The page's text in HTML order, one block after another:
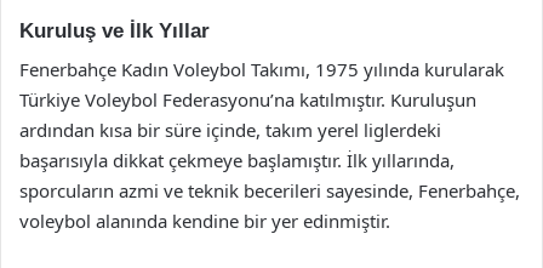
Kuruluş ve İlk Yıllar
Fenerbahçe Kadın Voleybol Takımı, 1975 yılında kurularak
Türkiye Voleybol Federasyonu’na katılmıştır. Kuruluşun
ardından kısa bir süre içinde, takım yerel liglerdeki
başarısıyla dikkat çekmeye başlamıştır. İlk yıllarında,
sporcuların azmi ve teknik becerileri sayesinde, Fenerbahçe,
voleybol alanında kendine bir yer edinmiştir.